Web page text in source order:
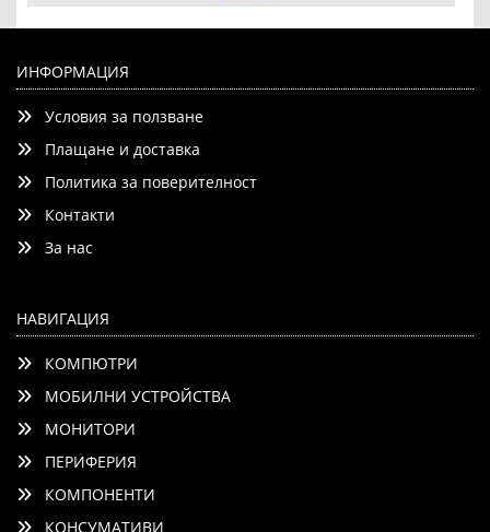
DVB-C/T2/S2, Full Cinema Screnn, Alpha 9 AI 4K Gen8,
120Hz Native (VRR 144Hz), ThinQ AI, HDR10, VRR, NVIDIA
G-SYNC, AMD FreeSync, Dolby Vision, Dolby Atmos, W
ИНФОРМАЦИЯ
Условия за ползване
Плащане и доставка
Политика за поверителност
Контакти
За нас
НАВИГАЦИЯ
КОМПЮТРИ
МОБИЛНИ УСТРОЙСТВА
МОНИТОРИ
ПЕРИФЕРИЯ
КОМПОНЕНТИ
КОНСУМАТИВИ